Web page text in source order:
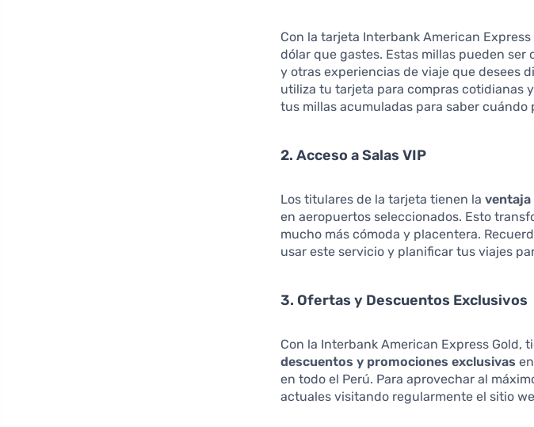
Con la tarjeta Interbank American
dólar que gastes. Estas millas pueden
y otras experiencias de viaje que desees
utiliza tu tarjeta para compras cotidianas
tus millas acumuladas para saber cuándo
2. Acceso a Salas VIP
Los titulares de la tarjeta tienen laventaja
en aeropuertos seleccionados. Esto
mucho más cómoda y placentera.
usar este servicio y planificar tus viajes
3. Ofertas y Descuentos Exclusivos
Con la Interbank American Express Gold,
descuentos y promociones exclusivas
en todo el Perú. Para aprovechar al
actuales visitando regularmente el sitio